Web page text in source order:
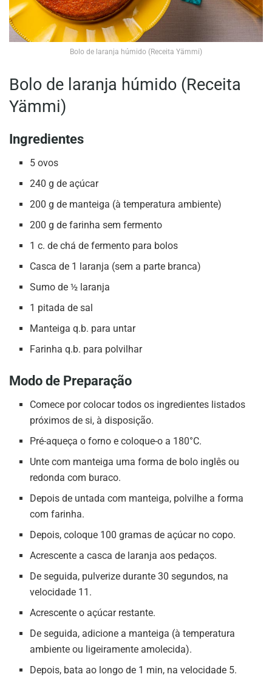
Bolo de laranja húmido (Receita Yämmi)
Bolo de laranja húmido (Receita
Yämmi)
Ingredientes
5 ovos
240 g de açúcar
200 g de manteiga (à temperatura ambiente)
200 g de farinha sem fermento
1 c. de chá de fermento para bolos
Casca de 1 laranja (sem a parte branca)
Sumo de ½ laranja
1 pitada de sal
Manteiga q.b. para untar
Farinha q.b. para polvilhar
Modo de Preparação
Comece por colocar todos os ingredientes listados
próximos de si, à disposição.
Pré-aqueça o forno e coloque-o a 180°C.
Unte com manteiga uma forma de bolo inglês ou
redonda com buraco.
Depois de untada com manteiga, polvilhe a forma
com farinha.
Depois, coloque 100 gramas de açúcar no copo.
Acrescente a casca de laranja aos pedaços.
De seguida, pulverize durante 30 segundos, na
velocidade 11.
Acrescente o açúcar restante.
De seguida, adicione a manteiga (à temperatura
ambiente ou ligeiramente amolecida).
Depois, bata ao longo de 1 min, na velocidade 5.